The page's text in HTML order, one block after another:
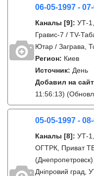
06-05-1997 -
Каналы [9]: УТ-
Гравис-7 / TV-
Ютар / Заграва,
Регион: Киев
Источник: День
Добавил на
11:56:13)
05-05-1997 -
Каналы [8]: УТ-
ОГТРК, Приват
Дніпровий град,